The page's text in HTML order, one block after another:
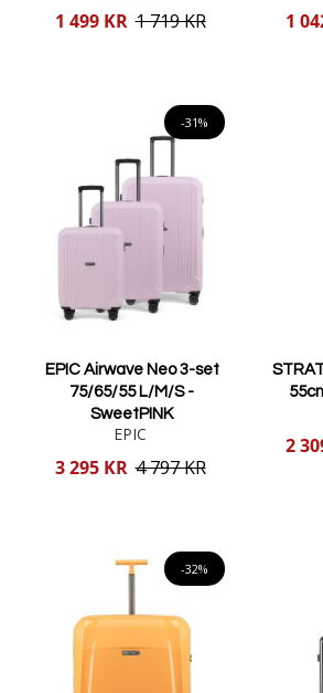
Reducerat
1 499 KR 1 719 KR 1
-31%
EPIC Airwave Neo 3-set
75/65/55 L/M/S -
SweetPINK
EPIC
Reducerat
3 295 KR 4 797 KR
2
-32%